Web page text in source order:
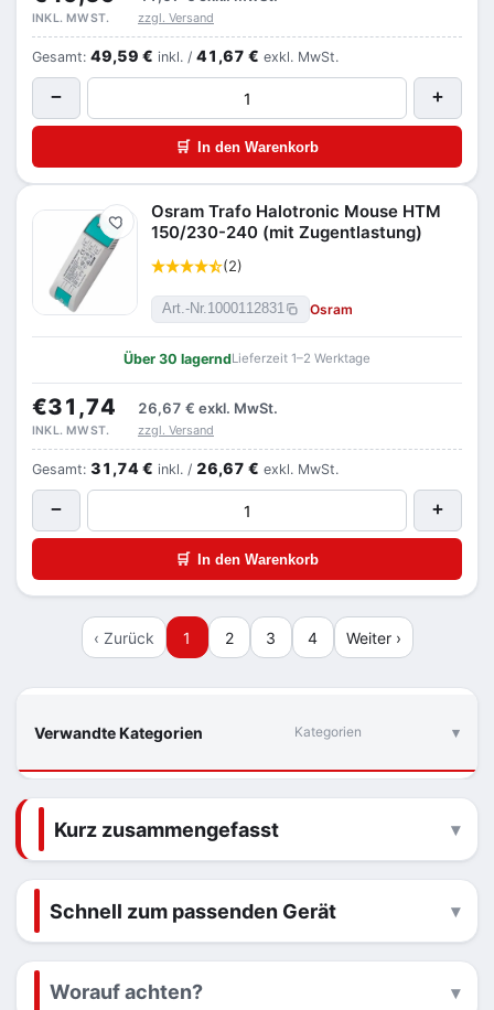
Verwandte Kategorien Kategorien
INKL. MWST. zzgl. Versand
Gesamt: 49,59 € inkl. / 41,67 € exkl. MwSt.
− +
🛒 In den Warenkorb
Merken
Osram Trafo Halotronic Mouse HTM
150/230-240 (mit Zugentlastung)
(2)
Art.-Nr.1000112831 Osram
Über 30 lagerndLieferzeit 1–2 Werktage
€31,74 26,67 € exkl. MwSt.
INKL. MWST. zzgl. Versand
Gesamt: 31,74 € inkl. / 26,67 € exkl. MwSt.
− +
🛒 In den Warenkorb
‹ Zurück 1 2 3 4 Weiter ›
Kurz zusammengefasst
Schnell zum passenden Gerät
Worauf achten?